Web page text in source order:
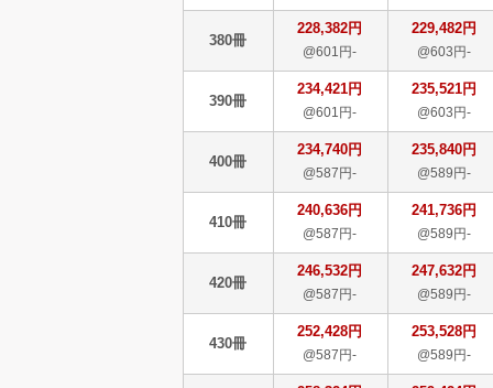
380冊
228,382円
@601円-
229,482円
@603円-
390冊
234,421円
@601円-
235,521円
@603円-
400冊
234,740円
@587円-
235,840円
@589円-
410冊
240,636円
@587円-
241,736円
@589円-
420冊
246,532円
@587円-
247,632円
@589円-
430冊
252,428円
@587円-
253,528円
@589円-